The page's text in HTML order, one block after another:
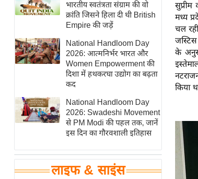
न्यूज ब्रीफ
मनोरंजन जगत
बॉलीवुड
हॉलीवुड
फिल्म समीक्षा
Breaking
News
लाइफस्टाइल
टेक्नॉलॉजी
घरेलू नुस्खे
पर्यटन स्थल
भारतीय स्वतंत्रता संग्राम की वो
क्रांति जिसने हिला दी थी British
Empire की जड़ें
National Handloom Day
2026: आत्मनिर्भर भारत और
Women Empowerment की
दिशा में हथकरघा उद्योग का बढ़ता
कद
National Handloom Day
2026: Swadeshi Movement
से PM Modi की पहल तक, जानें
इस दिन का गौरवशाली इतिहास
लाइफ & साइंस
सुप्रीम
मध्य
चल
के
किया